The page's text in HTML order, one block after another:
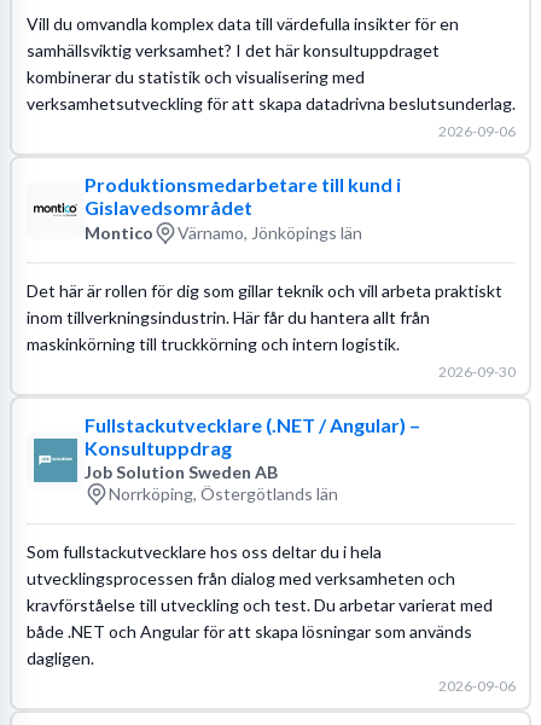
Vill du omvandla komplex data till värdefulla insikter för en
samhällsviktig verksamhet? I det här konsultuppdraget
kombinerar du statistik och visualisering med
verksamhetsutveckling för att skapa datadrivna beslutsunderlag.
2026-09-06
Produktionsmedarbetare till kund i
Gislavedsområdet
Montico Värnamo, Jönköpings län
Det här är rollen för dig som gillar teknik och vill arbeta praktiskt
inom tillverkningsindustrin. Här får du hantera allt från
maskinkörning till truckkörning och intern logistik.
2026-09-30
Fullstackutvecklare (.NET / Angular) –
Konsultuppdrag
Job Solution Sweden AB
Norrköping, Östergötlands län
Som fullstackutvecklare hos oss deltar du i hela
utvecklingsprocessen från dialog med verksamheten och
kravförståelse till utveckling och test. Du arbetar varierat med
både .NET och Angular för att skapa lösningar som används
dagligen.
2026-09-06